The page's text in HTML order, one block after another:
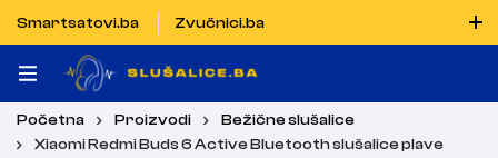
Smartsatovi.ba
Zvučnici.ba
Naručiti možete i porukom putem Vibera i WhatsAppa
Početna Proizvodi
Bežične slušalice
Xiaomi Redmi Buds 6 Active Bluetooth slušalice plave